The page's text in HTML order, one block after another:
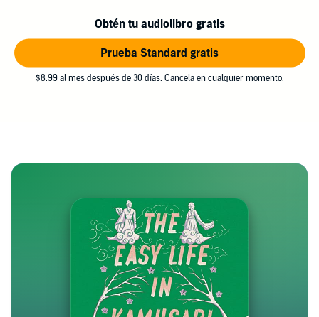
Obtén tu audiolibro gratis
Prueba Standard gratis
$8.99 al mes después de 30 días. Cancela en cualquier momento.